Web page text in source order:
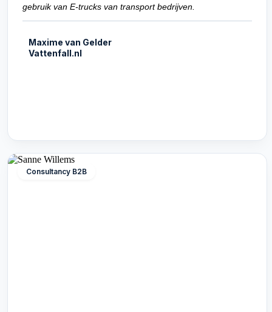
gebruik van E-trucks van transport bedrijven.
Maxime van Gelder
Vattenfall.nl
Consultancy B2B